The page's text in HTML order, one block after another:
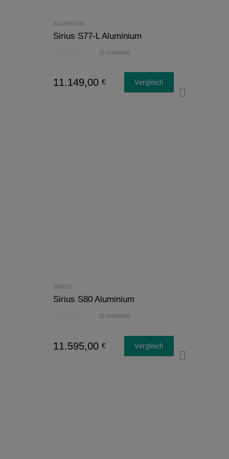
ALUMINIUM
Sirius S77-L Aluminium
(0 reviews)
11.149,00 €
Vergleich
SIRIUS
Sirius S80 Aluminium
(0 reviews)
11.595,00 €
Vergleich